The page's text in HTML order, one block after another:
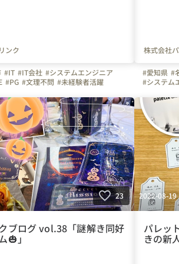
ンク
#IT #IT会社 #システムエンジニア
#PG #文理不問 #未経験者活躍
務 #イベント #忘年会 #事業報告会
#委員会
#委員会活動
員会 #会議 #仕事の様子
雰囲気 #雰囲気 #繋がりを大切に
ITで #パレットリンク
グ
株式会社
#愛知県 #
#システム
#社員紹介
#ベンチャ
#土日休み
#業務の様
#パレット
23
ブログ vol.38「謎解き同好
🎃」
2022-08-19
パレッ
きの新